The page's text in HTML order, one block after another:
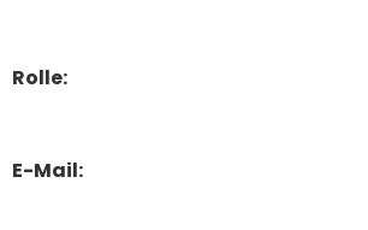
Rolle:
E-Mail: